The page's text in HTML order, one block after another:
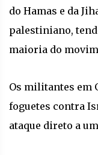
do Hamas e da
palestiniano,
maioria do
Os militantes em
foguetes contra
ataque direto a